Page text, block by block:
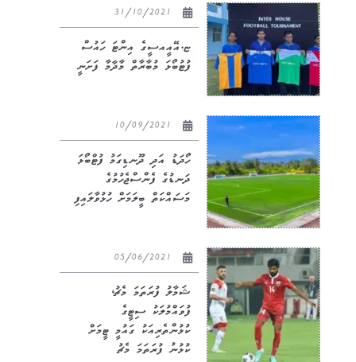
ޏ.އޭއީއސީގެ އިންޓަ ހައުސް
ފުޓުބޯޅަ މުބާރާތް މާދާމާ ފަށަނީ
ހޯދަޑު އަދި ދޫނޑިގަމު ފުޓްބޯޅަ
ދަނޑުގެ ފެންސްޖެހުމުގެ
މަސައްކަތް ބީލަމަށް ހުޅުވާލައިފި
ޝަމާލު ފުރަތަމަ މެޗު،
ފުވައްމުލަކު ސިޓީގެ
ކުޅުންތެރިއަކު ގައުމީ ޓީމަށް
ކުޅުނު ފުރަތަމަ މެޗު